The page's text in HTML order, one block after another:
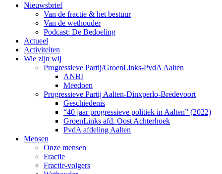
Nieuwsbrief
Van de fractie & het bestuur
Van de wethouder
Podcast: De Bedoeling
Actueel
Activiteiten
Wie zijn wij
Progressieve Partij/GroenLinks-PvdA Aalten
ANBI
Meedoen
Progressieve Partij Aalten-Dinxperlo-Bredevoort
Geschiedenis
“40 jaar progressieve politiek in Aalten” (2022)
GroenLinks afd. Oost Achterhoek
PvdA afdeling Aalten
Mensen
Onze mensen
Fractie
Fractie-volgers